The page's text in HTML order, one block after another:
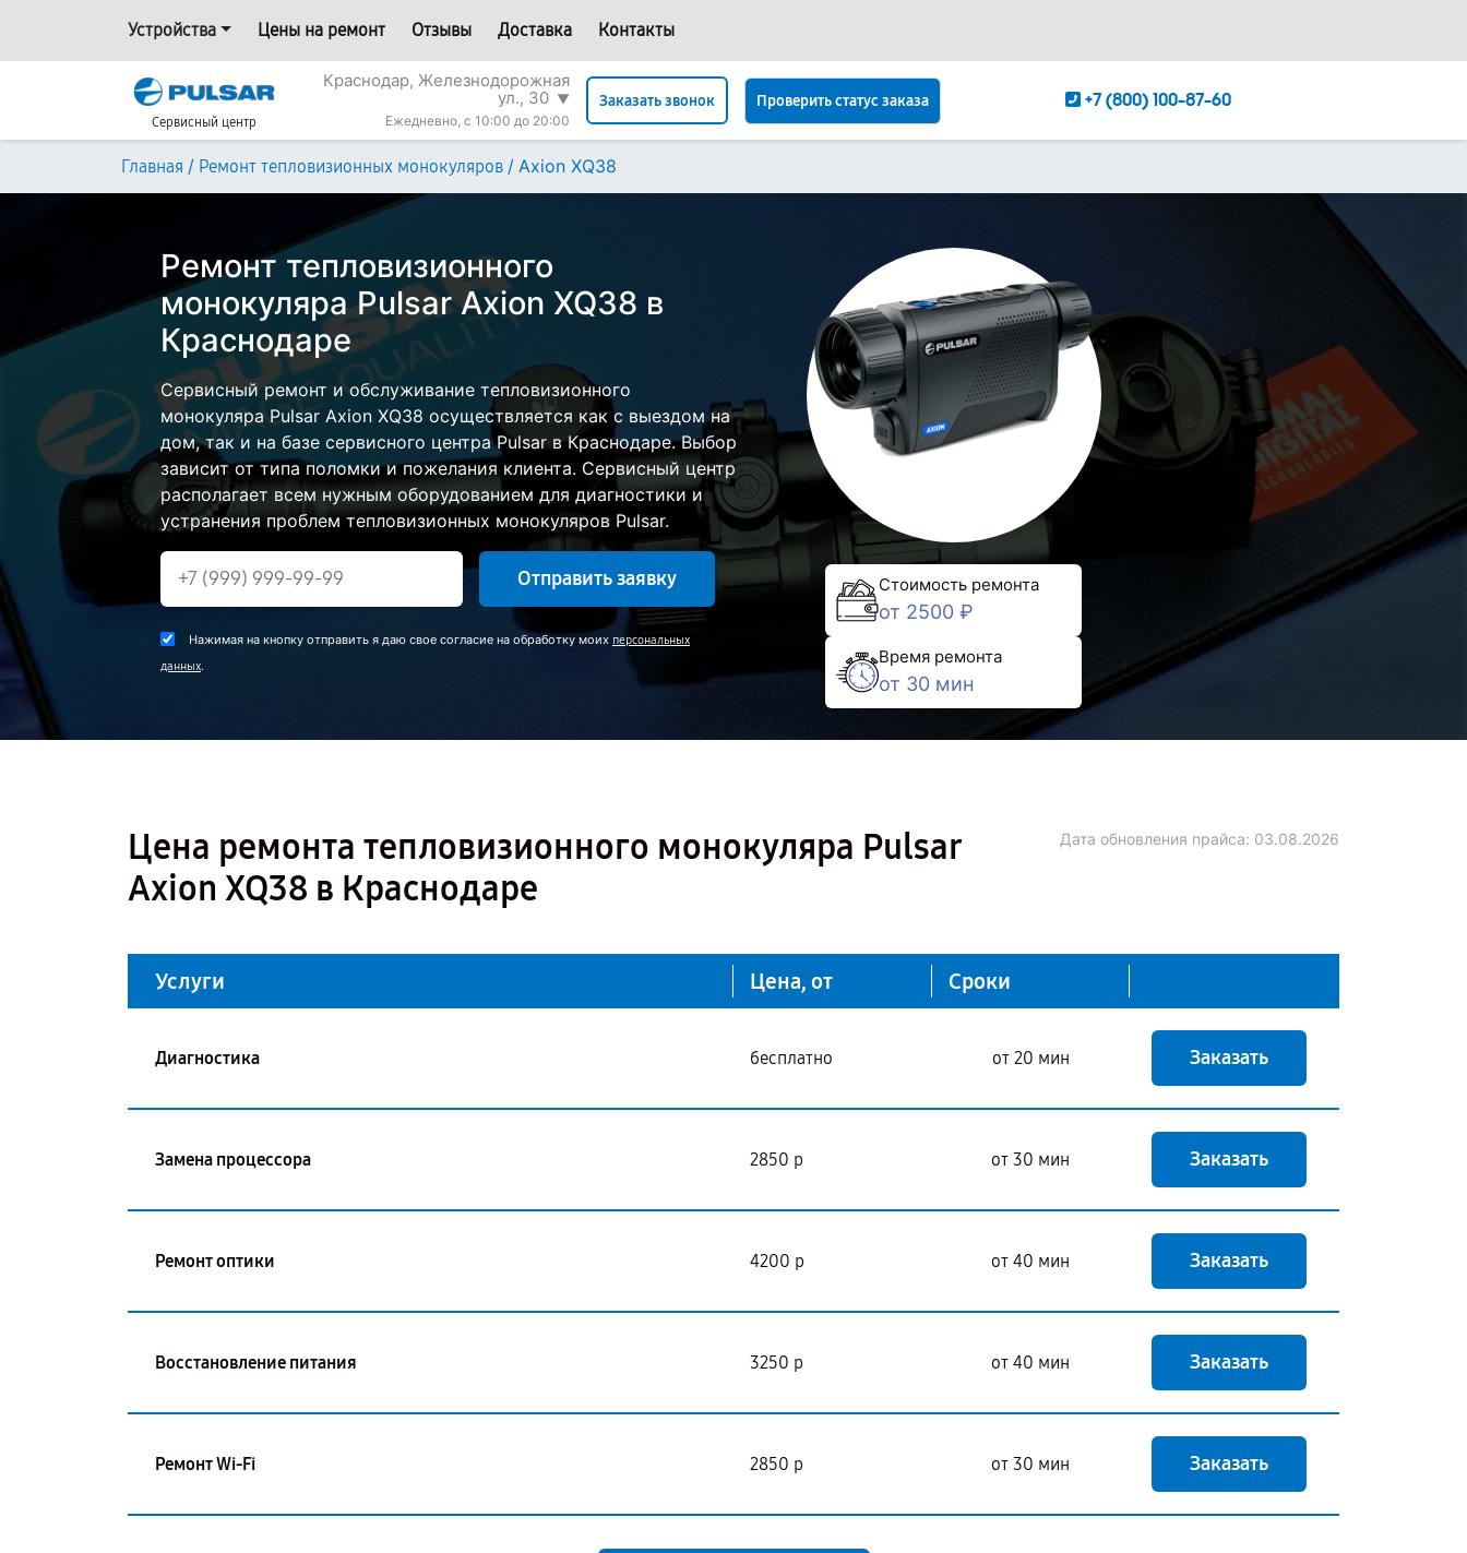
Устройства Цены на ремонт Отзывы Доставка Контакты
Сервисный центр
Краснодар, Железнодорожная
ул., 30 ▼
Ежедневно, с 10:00 до 20:00
Заказать звонок Проверить статус заказа +7 (800) 100-87-60
Главная / Ремонт тепловизионных монокуляров / Axion XQ38
Ремонт тепловизионного
монокуляра Pulsar Axion XQ38 в
Краснодаре
Сервисный ремонт и обслуживание тепловизионного
монокуляра Pulsar Axion XQ38 осуществляется как с выездом на
дом, так и на базе сервисного центра Pulsar в Краснодаре. Выбор
зависит от типа поломки и пожелания клиента. Сервисный центр
располагает всем нужным оборудованием для диагностики и
устранения проблем тепловизионных монокуляров Pulsar.
Отправить заявку
Нажимая на кнопку отправить я даю свое согласие на обработку моих персональных
данных.
Стоимость ремонта
от 2500 ₽
Время ремонта
от 30 мин
Цена ремонта тепловизионного монокуляра Pulsar
Axion XQ38 в Краснодаре
Дата обновления прайса: 03.08.2026
Услуги Цена, от Сроки
Диагностика бесплатно от 20 мин Заказать
Замена процессора 2850 р от 30 мин Заказать
Ремонт оптики 4200 р от 40 мин Заказать
Восстановление питания 3250 р от 40 мин Заказать
Ремонт Wi-Fi 2850 р от 30 мин Заказать